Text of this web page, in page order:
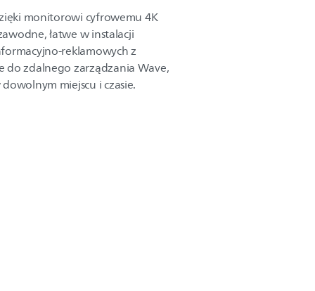
monitorowi cyfrowemu 4K
łatwe w instalacji
reklamowych z
do zdalnego zarządzania Wave,
miejscu i czasie.